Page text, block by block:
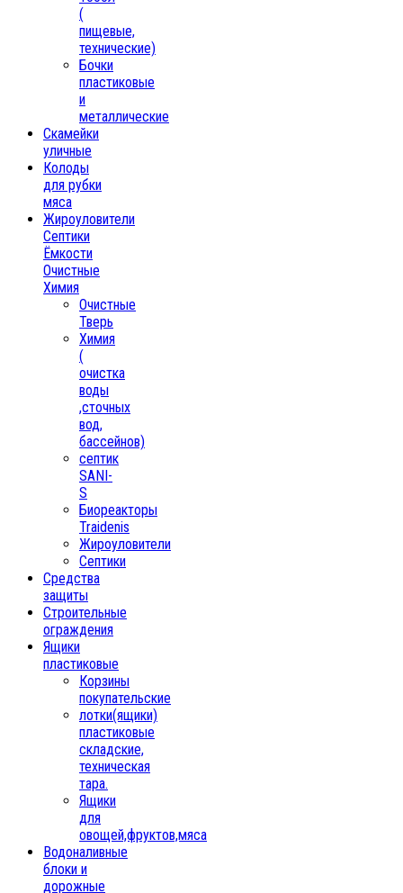
(
пищевые,
технические)
Бочки
пластиковые
и
металлические
Скамейки
уличные
Колоды
для рубки
мяса
Жироуловители
Септики
Ёмкости
Очистные
Химия
Очистные
Тверь
Химия
(
очистка
воды
,сточных
вод,
бассейнов)
септик
SANI-
S
Биореакторы
Traidenis
Жироуловители
Септики
Средства
защиты
Строительные
ограждения
Ящики
пластиковые
Корзины
покупательские
лотки(ящики)
пластиковые
складские,
техническая
тара.
Ящики
для
овощей,фруктов,мяса
Водоналивные
блоки и
дорожные